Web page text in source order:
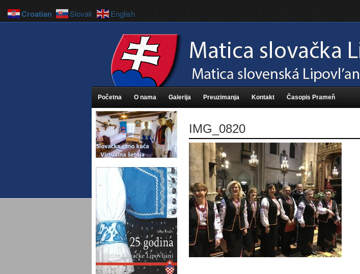
Početna O nama Galerija Preuzimanja Kontakt Časopis Prameň
IMG_0820
Croatian Slovak English